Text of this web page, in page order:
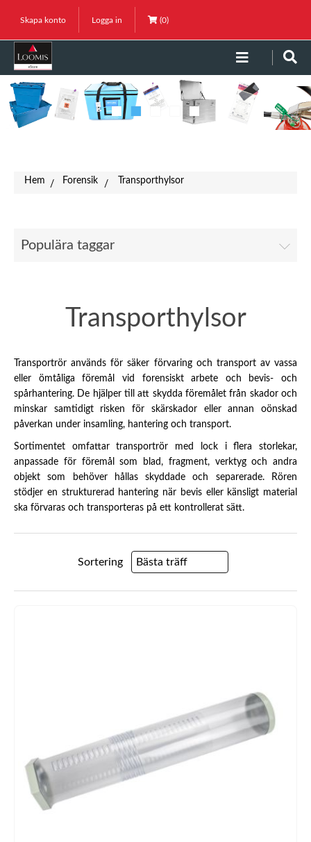
Skapa konto Logga in (0)
Hem / Forensik / Transporthylsor
Populära taggar
Transporthylsor
Transportrör används för säker förvaring och transport av vassa
eller ömtåliga föremål vid forensiskt arbete och bevis- och
spårhantering. De hjälper till att skydda föremålet från skador och
minskar samtidigt risken för skärskador eller annan oönskad
påverkan under insamling, hantering och transport.
Sortimentet omfattar transportrör med lock i flera storlekar,
anpassade för föremål som blad, fragment, verktyg och andra
objekt som behöver hållas skyddade och separerade. Rören
stödjer en strukturerad hantering när bevis eller känsligt material
ska förvaras och transporteras på ett kontrollerat sätt.
Sortering